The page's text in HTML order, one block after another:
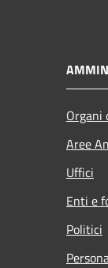
Organi
Aree
Uffici
Enti e
Politici